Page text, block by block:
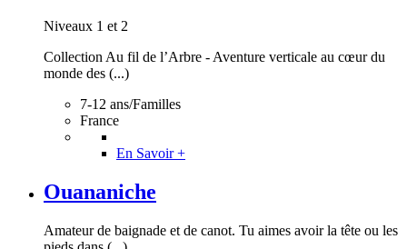
Niveaux 1 et 2
Collection Au fil de l’Arbre - Aventure verticale au cœur du
monde des (...)
7-12 ans/Familles
France
En Savoir +
Ouananiche
Amateur de baignade et de canot. Tu aimes avoir la tête ou les